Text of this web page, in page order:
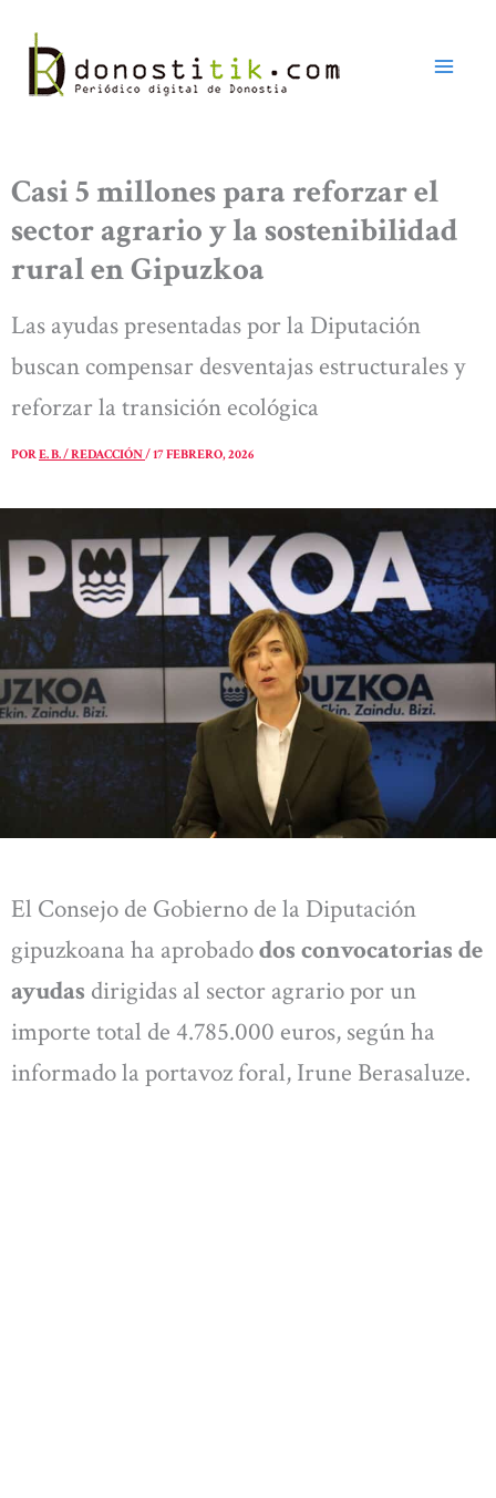
contenido
Casi 5 millones para reforzar el
sector agrario y la sostenibilidad
rural en Gipuzkoa
Las ayudas presentadas por la Diputación
buscan compensar desventajas estructurales y
reforzar la transición ecológica
PORE. B. / REDACCIÓN/17 FEBRERO, 2026
El Consejo de Gobierno de la Diputación
gipuzkoana ha aprobadodos convocatorias de
ayudas dirigidas al sector agrario por un
importe total de 4.785.000 euros, según ha
informado la portavoz foral, Irune Berasaluze.